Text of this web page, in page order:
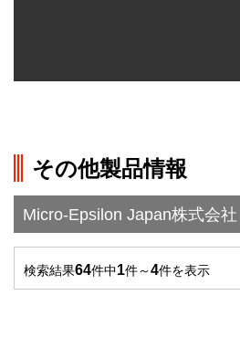
その他製品情報
Micro-Epsilon Japan株式会社
検索結果64件中1件～4件を表示